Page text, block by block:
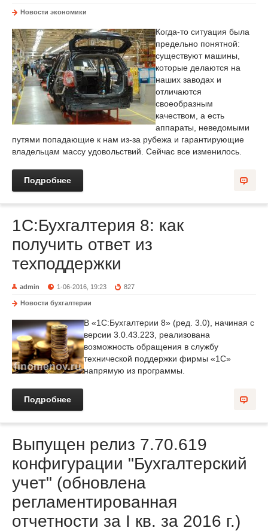
Новости экономики
Когда-то ситуация была
предельно понятной:
существуют машины,
которые делаются на
наших заводах и
отличаются
своеобразным
качеством, а есть
аппараты, неведомыми
путями попадающие к нам из-за рубежа и гарантирующие
владельцам массу удовольствий. Сейчас все изменилось.
Подробнее
1С:Бухгалтерия 8: как
получить ответ из
техподдержки
admin 1-06-2016, 19:23 827
Новости бухгалтерии
В «1С:Бухгалтерии 8» (ред. 3.0), начиная с
версии 3.0.43.223, реализована
возможность обращения в службу
технической поддержки фирмы «1С»
напрямую из программы.
Подробнее
Выпущен релиз 7.70.619
конфигурации "Бухгалтерский
учет" (обновлена
регламентированная
отчетности за I кв. за 2016 г.)